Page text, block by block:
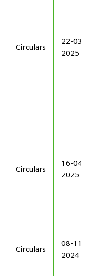
Circulars
22-03-
2025
Circulars
16-04-
2025
Circulars
08-11-
2024